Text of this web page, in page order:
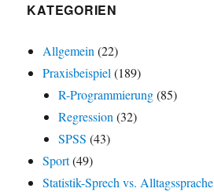
KATEGORIEN
Allgemein (22)
Praxisbeispiel (189)
R-Programmierung(85)
Regression (32)
SPSS (43)
Sport(49)
Statistik-Sprech vs. Alltagssprache